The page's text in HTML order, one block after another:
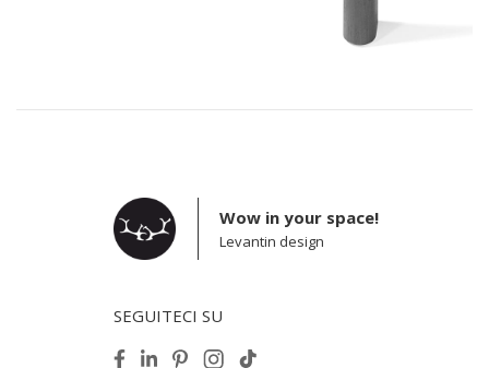
Wow in your space!
Levantin design
SEGUITECI SU